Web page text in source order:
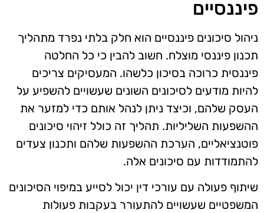
פיננסיים
ניהול סיכונים פיננסיים הוא חלק בלתי נפרד מתהליך
תכנון פיננסי מוצלח. חשוב להבין כי כל החלטה
פיננסית כרוכה בסיכון כלשהו. המעסיקים צריכים
להיות מודעים לסיכונים השונים שעשויים להשפיע על
העסק שלהם, וכיצד ניתן לנהל אותם כדי למזער את
ההשפעות השליליות. תהליך זה כולל זיהוי סיכונים
פוטנציאליים, הערכת ההשפעות שלהם ותכנון צעדים
להתמודדות עם סיכונים אלה.
שיתוף פעולה עם עורכי דין יכול לסייע במיפוי הסיכונים
המשפטיים שעשויים להתעורר בעקבות פעולות